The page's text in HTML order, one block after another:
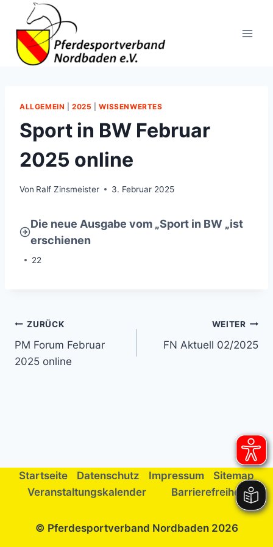
springen
ALLGEMEIN |2025 |WISSENWERTES
Sport in BW Februar
2025 online
Von Ralf Zinsmeister 3. Februar 2025
Die neue Ausgabe vom „Sport in BW „ist
erschienen
22
Beitragsnavigation
ZURÜCK
PM Forum Februar
2025 online
WEITER
FN Aktuell 02/2025
Startseite Datenschutz Impressum
Sitemap
Veranstaltungskalender
Barrierefreiheit
© Pferdesportverband Nordbaden 2026